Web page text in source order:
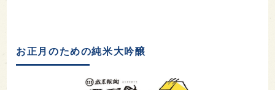
お正月のための純米大吟醸